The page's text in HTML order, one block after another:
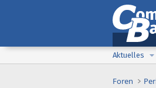
Aktuelles
Foren